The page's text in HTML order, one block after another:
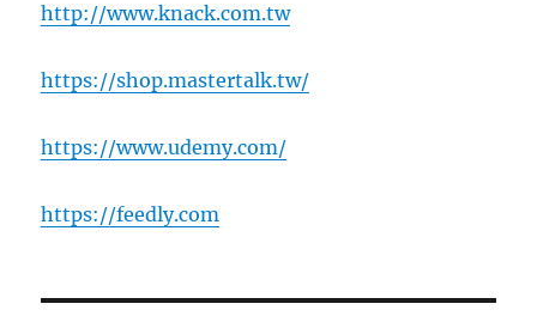
http://www.knack.com.tw
https://shop.mastertalk.tw/
https://www.udemy.com/
https://feedly.com